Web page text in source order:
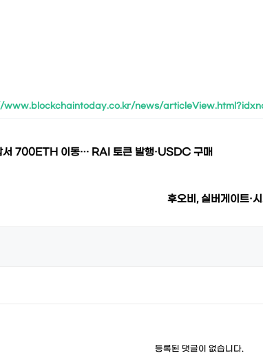
www.blockchaintoday.co.kr/news/
서 700ETH 이동… RAI 토큰 발행·USDC 구매
후오비, 실버게이트·
등록된 댓글이 없습니다.